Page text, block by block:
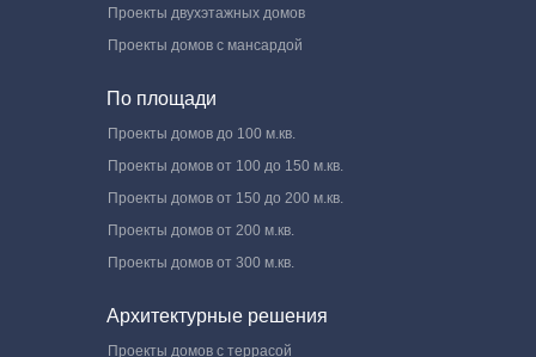
Проекты двухэтажных домов
Проекты домов с мансардой
По площади
Проекты домов до 100 м.кв.
Проекты домов от 100 до 150 м.кв.
Проекты домов от 150 до 200 м.кв.
Проекты домов от 200 м.кв.
Проекты домов от 300 м.кв.
Архитектурные решения
Проекты домов с террасой